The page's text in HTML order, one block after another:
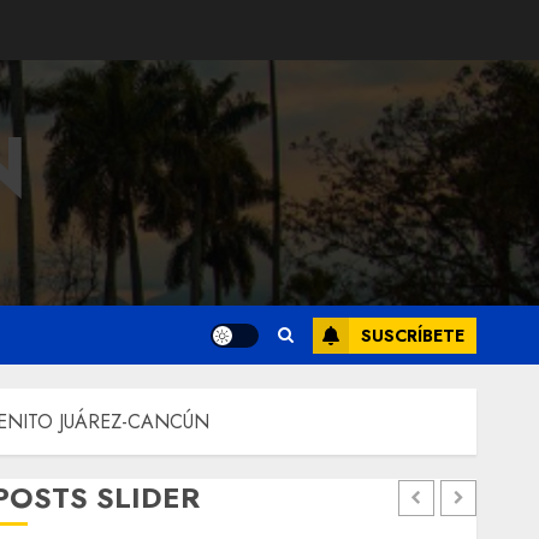
SUSCRÍBETE
JUÁREZ-CANCÚN
SLIDER